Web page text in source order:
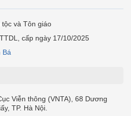
và Tôn giáo
cấp ngày 17/10/2025
Bá
Viễn thông (VNTA), 68 Dương
TP. Hà Nội.